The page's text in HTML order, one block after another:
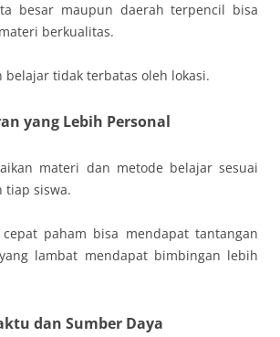
besar maupun daerah terpencil bisa
berkualitas.
belajar tidak terbatas oleh lokasi.
yang Lebih Personal
materi dan metode belajar sesuai
tiap siswa.
cepat paham bisa mendapat tantangan
lambat mendapat bimbingan lebih
dan Sumber Daya